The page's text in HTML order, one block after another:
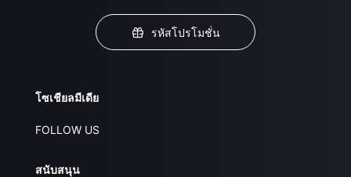
รหัสโปรโมชั่น
โซเชียลมีเดีย
FOLLOW US
สนับสนุน